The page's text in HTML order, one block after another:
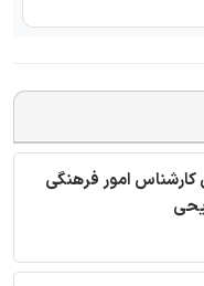
امور فرهنگی